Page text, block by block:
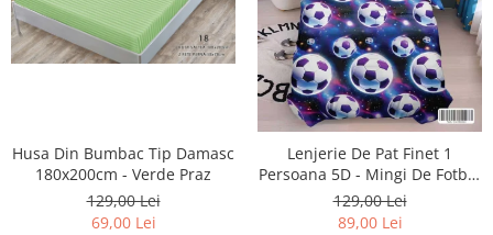
Husa Din Bumbac Tip Damasc
180x200cm - Verde Praz
129,00 Lei
69,00 Lei
Lenjerie De Pat Finet 1
Persoana 5D - Mingi De Fotbal
In Galaxie
129,00 Lei
89,00 Lei